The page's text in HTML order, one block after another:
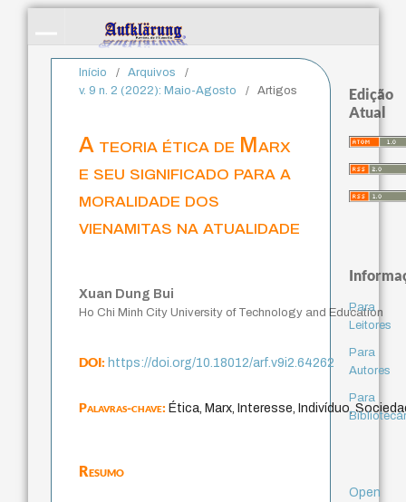
Início / Arquivos
/
v. 9 n. 2 (2022): Maio-Agosto
/ Artigos
A teoria ética de Marx
e seu significado para a
moralidade dos
vienamitas na atualidade
Xuan Dung Bui
Ho Chi Minh City University of Technology and Education
DOI:https://doi.org/10.18012/arf.v9i2.64262
Palavras-chave:Ética, Marx, Interesse, Indivíduo,
Resumo
Edição
Atual
Para
Leitores
Para
Autores
Para
Open